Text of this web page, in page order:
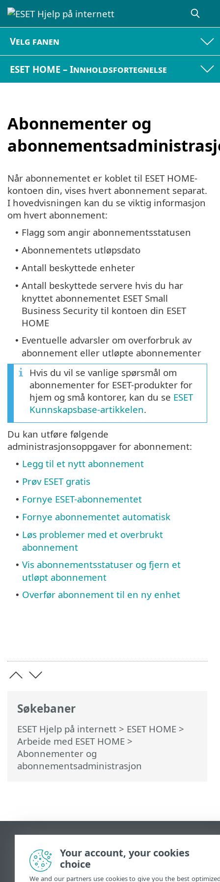
Velg fanen
ESET HOME – Innholdsfortegnelse
Abonnementer og
Søkebaner
ESET Hjelp på internett > ESET HOME >
Arbeide med ESET HOME >
Abonnementer og
abonnementsadministrasjon
Når abonnementet er koblet til ESET HOME-
kontoen din, vises hvert abonnement separat.
I hovedvisningen kan du se viktig informasjon
om hvert abonnement:
• Flagg som angir abonnementsstatusen
• Abonnementets utløpsdato
• Antall beskyttede enheter
• Antall beskyttede servere hvis du har
knyttet abonnementet ESET Small
Business Security til kontoen din ESET
HOME
• Eventuelle advarsler om overforbruk av
abonnement eller utløpte abonnementer
Hvis du vil se vanlige spørsmål om
abonnementer for ESET-produkter for
hjem og små kontorer, kan du se ESET
Kunnskapsbase-artikkelen.
Du kan utføre følgende
administrasjonsoppgaver for abonnement:
• Legg til et nytt abonnement
• Prøv ESET gratis
• Fornye ESET-abonnementet
• Fornye abonnementet automatisk
• Løs problemer med et overbrukt
abonnement
• Vis abonnementsstatuser og fjern et
utløpt abonnement
• Overfør abonnement til en ny enhet
End of Life
ESET Kunnskapsbase
ESET Forum
Your account, your cookies
choice
We and our partners use cookies to give you the best